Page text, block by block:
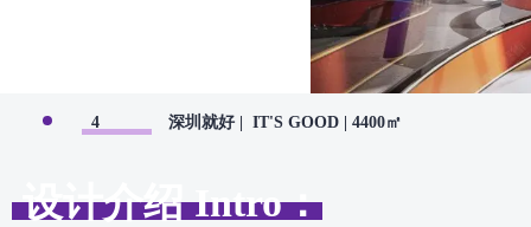
4 深圳就好 | IT'S GOOD | 4400㎡
设计介绍 Intro：